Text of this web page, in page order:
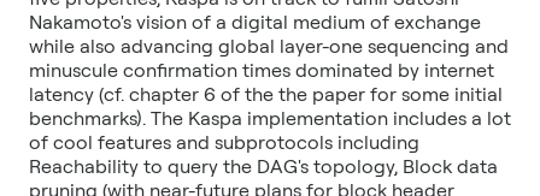
Nakamoto's vision of a digital medium of exchange
while also advancing global layer-one sequencing and
minuscule confirmation times dominated by internet
latency (cf. chapter 6 of the the paper for some initial
benchmarks). The Kaspa implementation includes a lot
of cool features and subprotocols including
Reachability to query the DAG's topology, Block data
pruning (with near-future plans for block header